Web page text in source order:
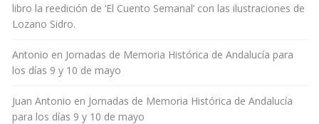
libro la reedición de ‘El Cuento Semanal’ con las ilustraciones de
Lozano Sidro.
Antonio en Jornadas de Memoria Histórica de Andalucía para
los días 9 y 10 de mayo
Juan Antonio en Jornadas de Memoria Histórica de Andalucía
para los días 9 y 10 de mayo